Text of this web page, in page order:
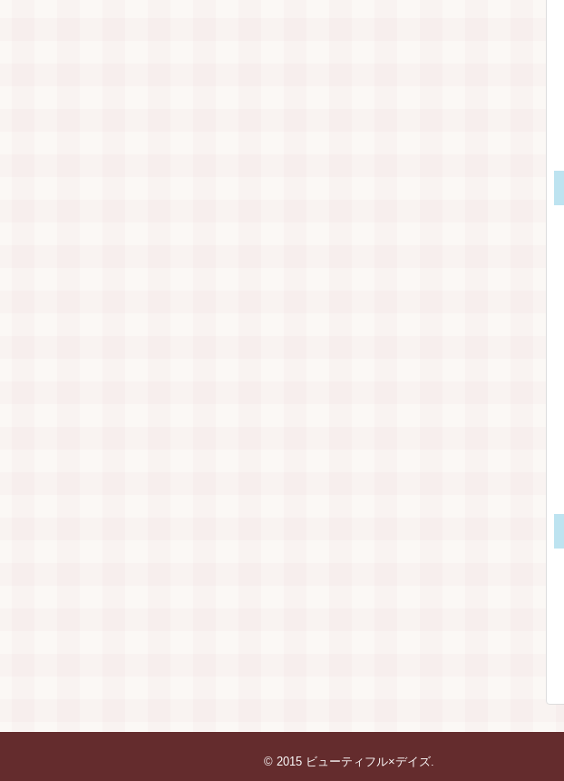
© 2015 ビューティフル×デイズ.